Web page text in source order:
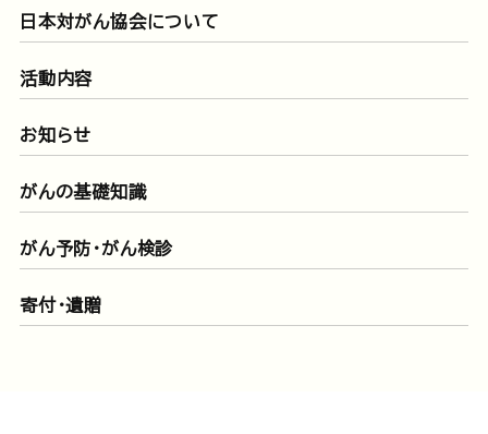
日本対がん協会について
活動内容
お知らせ
がんの基礎知識
がん予防・がん検診
寄付・遺贈